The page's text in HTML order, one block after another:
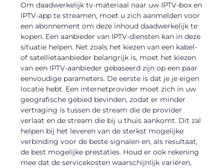
Om daadwerkelijk tv-materiaal naar uw IPTV-box en
IPTV-app te streamen, moet u zich aanmelden voor
een abonnement om deze inhoud daadwerkelijk te
kopen. Een aanbieder van IPTV-diensten kan in deze
situatie helpen. Net zoals het kiezen van een kabel-
of satellietaanbieder belangrijk is, moet het kiezen
van een IPTV-aanbieder gebaseerd zijn op een paar
eenvoudige parameters. De eerste is dat je je eigen
locatie hebt. Een internetprovider moet zich in uw
geografische gebied bevinden, zodat er minder
vertraging is tussen de stream die de provider
verlaat en de stream die bij u thuis aankomt. Dit zal
helpen bij het leveren van de sterkst mogelijke
verbinding voor de beste signalen en, als resultaat,
de best mogelijke prestaties. Houd er ook rekening
mee dat de servicekosten waarschijnlijk variëren,